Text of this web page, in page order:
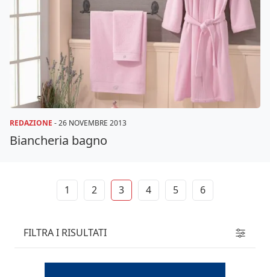
REDAZIONE -26 NOVEMBRE 2013
Biancheria bagno
1 2 3 4 5 6
FILTRA I RISULTATI